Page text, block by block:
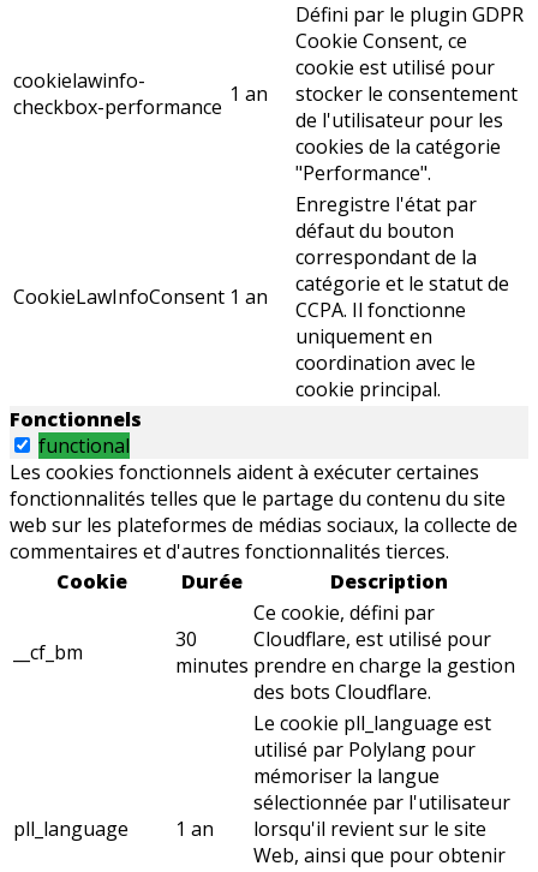
cookielawinfo-
checkbox-performance 1 an
Défini par le plugin GDPR
Cookie Consent, ce
cookie est utilisé pour
stocker le consentement
de l'utilisateur pour les
cookies de la catégorie
"Performance".
CookieLawInfoConsent 1 an
Enregistre l'état par
défaut du bouton
correspondant de la
catégorie et le statut de
CCPA. Il fonctionne
uniquement en
coordination avec le
cookie principal.
Fonctionnels
functional
Les cookies fonctionnels aident à exécuter certaines
fonctionnalités telles que le partage du contenu du site
web sur les plateformes de médias sociaux, la collecte de
commentaires et d'autres fonctionnalités tierces.
Cookie
Durée Description
__cf_bm
30
minutes
Ce cookie, défini par
Cloudflare, est utilisé pour
prendre en charge la gestion
des bots Cloudflare.
pll_language 1 an
Le cookie pll_language est
utilisé par Polylang pour
mémoriser la langue
sélectionnée par l'utilisateur
lorsqu'il revient sur le site
Web, ainsi que pour obtenir